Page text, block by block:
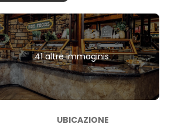
41 altre immaginis
UBICAZIONE